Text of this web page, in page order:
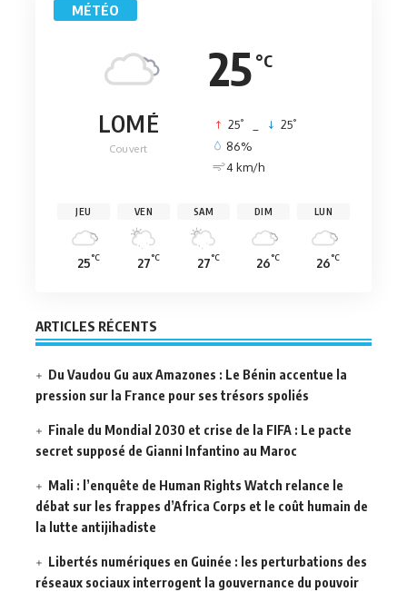
MÉTÉO
25 °C
LOMÉ
Couvert
25° 25°
86%
4 km/h
JEU
25°C
VEN
27°C
SAM
27°C
DIM
26°C
LUN
26°C
ARTICLES RÉCENTS
Du Vaudou Gu aux Amazones : Le Bénin accentue la
pression sur la France pour ses trésors spoliés
Finale du Mondial 2030 et crise de la FIFA : Le pacte
secret supposé de Gianni Infantino au Maroc
Mali : l’enquête de Human Rights Watch relance le
débat sur les frappes d’Africa Corps et le coût humain de
la lutte antijihadiste
Libertés numériques en Guinée : les perturbations des
réseaux sociaux interrogent la gouvernance du pouvoir